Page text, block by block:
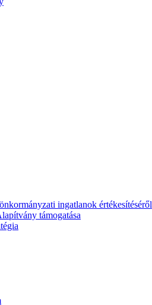
ingatlanok értékesítéséről
támogatása